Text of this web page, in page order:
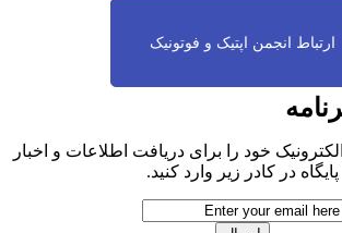
ارتباط انجمن اپتیک و فوتونیک
خود را برای دریافت اطلاعات و اخبار
پایگاه در کادر زیر وارد کنید.